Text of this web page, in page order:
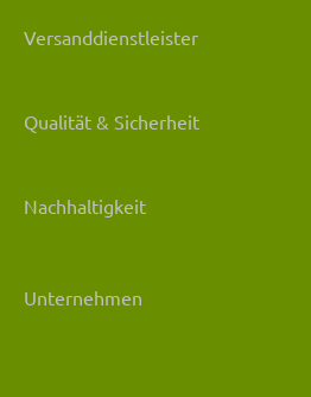
Versanddienstleister
Qualität & Sicherheit
Nachhaltigkeit
Unternehmen